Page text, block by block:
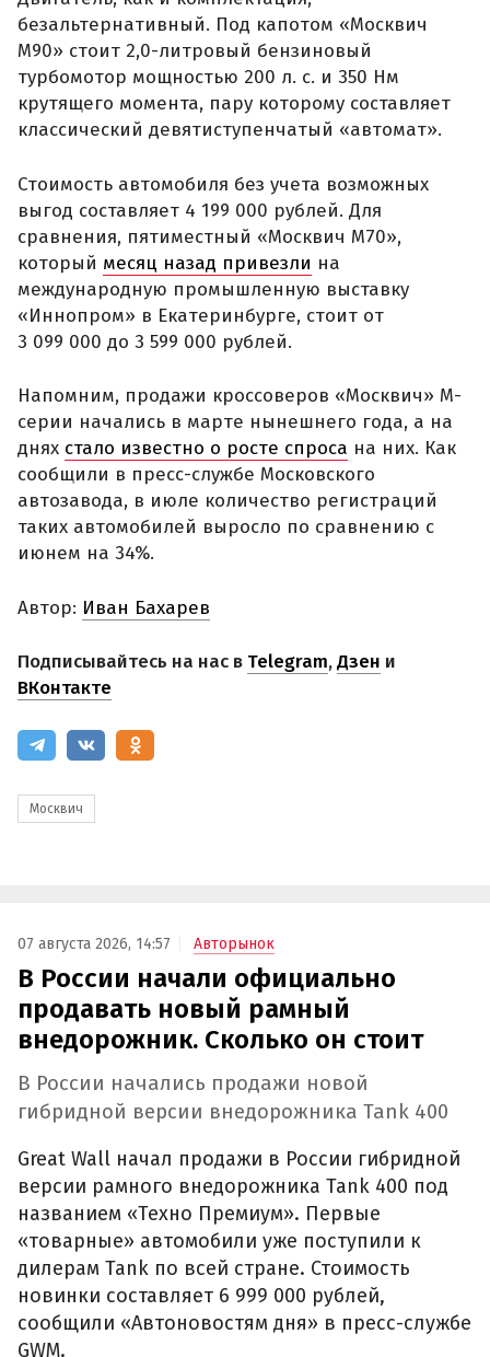
безальтернативный. Под капотом «Москвич
М90» стоит 2,0-литровый бензиновый
турбомотор мощностью 200 л. с. и 350 Нм
крутящего момента, пару которому составляет
классический девятиступенчатый «автомат».
Стоимость автомобиля без учета возможных
выгод составляет 4 199 000 рублей. Для
сравнения, пятиместный «Москвич М70»,
который месяц назад привезли на
международную промышленную выставку
«Иннопром» в Екатеринбурге, стоит от
3 099 000 до 3 599 000 рублей.
Напомним, продажи кроссоверов «Москвич» М-
серии начались в марте нынешнего года, а на
днях стало известно о росте спроса на них. Как
сообщили в пресс-службе Московского
автозавода, в июле количество регистраций
таких автомобилей выросло по сравнению с
июнем на 34%.
Автор: Иван Бахарев
Подписывайтесь на нас в Telegram,Дзен и
ВКонтакте
Москвич
07 августа 2026, 14:57 Авторынок
В России начали официально
продавать новый рамный
внедорожник. Сколько он стоит
В России начались продажи новой
гибридной версии внедорожника Tank 400
Great Wall начал продажи в России гибридной
версии рамного внедорожника Tank 400 под
названием «Техно Премиум». Первые
«товарные» автомобили уже поступили к
дилерам Tank по всей стране. Стоимость
новинки составляет 6 999 000 рублей,
сообщили «Автоновостям дня» в пресс-службе
GWM.